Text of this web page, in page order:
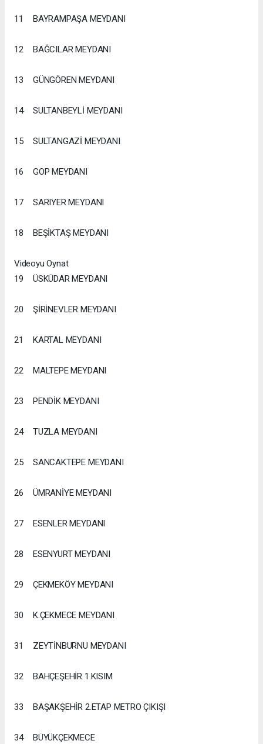
11 BAYRAMPAŞA MEYDANI
12 BAĞCILAR MEYDANI
13 GÜNGÖREN MEYDANI
14 SULTANBEYLİ MEYDANI
15 SULTANGAZİ MEYDANI
16 GOP MEYDANI
17 SARIYER MEYDANI
18 BEŞİKTAŞ MEYDANI
Videoyu Oynat
19
ÜSKÜDAR MEYDANI
20 ŞİRİNEVLER MEYDANI
21 KARTAL MEYDANI
22 MALTEPE MEYDANI
23 PENDİK MEYDANI
24 TUZLA MEYDANI
25 SANCAKTEPE MEYDANI
26 ÜMRANİYE MEYDANI
27 ESENLER MEYDANI
28 ESENYURT MEYDANI
29 ÇEKMEKÖY MEYDANI
30 K.ÇEKMECE MEYDANI
31 ZEYTİNBURNU MEYDANI
32 BAHÇEŞEHİR 1.KISIM
33 BAŞAKŞEHİR 2.ETAP METRO ÇIKIŞI
34 BÜYÜKÇEKMECE